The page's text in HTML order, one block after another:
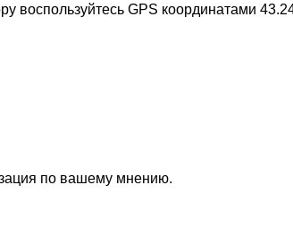
воспользуйтесь GPS координатами
по вашему мнению.